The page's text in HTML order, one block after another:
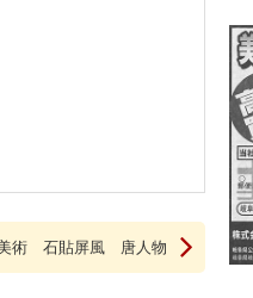
術 石貼屏風 唐人物